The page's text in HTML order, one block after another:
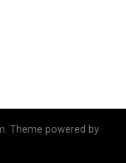
Theme powered by